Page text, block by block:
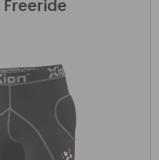
Freeride